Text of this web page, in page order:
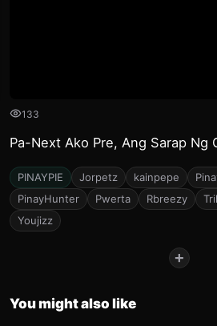
133
Pa-Next Ako Pre, Ang Sarap Ng
PINAYPIE Jorpetz kainpepe
PinayHunter
Pwerta Rbreezy
Youjizz
+
You might also like
15